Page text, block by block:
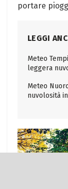
portare
LEGGI
Meteo
leggera
Meteo
nuvolosità